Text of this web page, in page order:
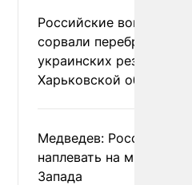
Российские войска
сорвали переброску
украинских резервов в
Харьковской области
Медведев: России
наплевать на мнение
Запада